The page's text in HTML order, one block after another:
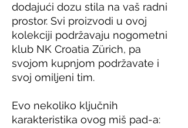
dodajući dozu stila na vaš radni
prostor. Svi proizvodi u ovoj
kolekciji podržavaju nogometni
klub NK Croatia Zürich, pa
svojom kupnjom podržavate i
svoj omiljeni tim.
Evo nekoliko ključnih
karakteristika ovog miš pad-a: